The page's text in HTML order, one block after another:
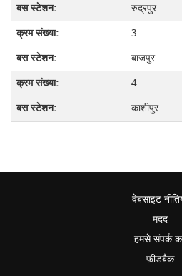
रुद्रपुर
3
बाजपुर
4
काशीपुर
वेबसाइट
मदद
हमसे संपर्क
फ़ीडबैक